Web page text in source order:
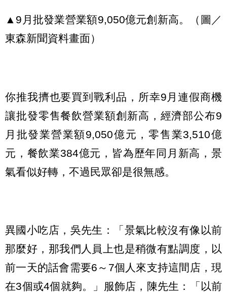
▲9月批發業營業額9,050億元創新高。（圖／
東森新聞資料畫面）
你推我擠也要買到戰利品，所幸9月連假商機
讓批發零售餐飲營業額創新高，經濟部公布9
月批發業營業額9,050億元，零售業3,510億
元，餐飲業384億元，皆為歷年同月新高，景
氣看似好轉，不過民眾卻是很無感。
異國小吃店，吳先生：「景氣比較沒有像以前
那麼好，那我們人員上也是稍微有點調度，以
前一天的話會需要6～7個人來支持這間店，現
在3個或4個就夠。」服飾店，陳先生：「以前